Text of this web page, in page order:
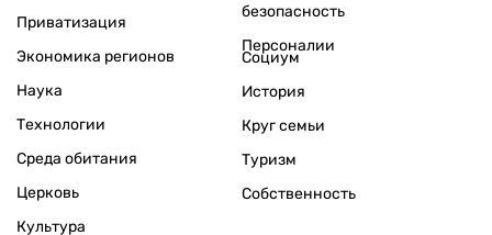
Приватизация
Экономика регионов
безопасность
Персоналии
Наука
Технологии
Среда обитания
Церковь
Культура
Социум
История
Круг семьи
Туризм
Собственность